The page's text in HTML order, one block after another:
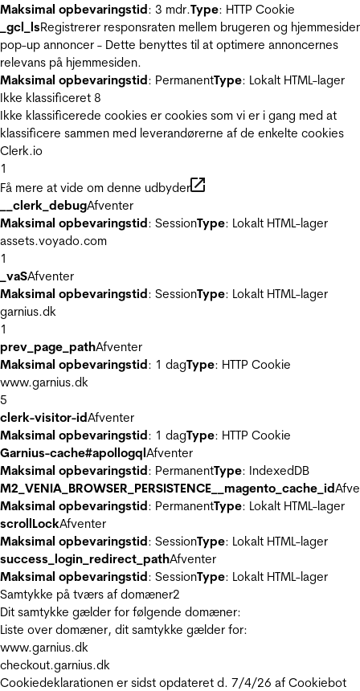
Maksimal opbevaringstid: 3 mdr.Type: HTTP Cookie
_gcl_lsRegistrerer responsraten mellem brugeren og
pop-up annoncer - Dette benyttes til at optimere annoncernes
relevans på hjemmesiden.
Maksimal opbevaringstid: PermanentType: Lokalt HTML-lager
Ikke klassificeret 8
Ikke klassificerede cookies er cookies som vi er i gang med at
klassificere sammen med leverandørerne af de enkelte cookies
Clerk.io
1
Få mere at vide om denne udbyder
__clerk_debugAfventer
Maksimal opbevaringstid: SessionType: Lokalt HTML-lager
assets.voyado.com
1
_vaSAfventer
Maksimal opbevaringstid: SessionType: Lokalt HTML-lager
garnius.dk
1
prev_page_pathAfventer
Maksimal opbevaringstid: 1 dagType: HTTP Cookie
www.garnius.dk
5
clerk-visitor-idAfventer
Maksimal opbevaringstid: 1 dagType: HTTP Cookie
Garnius-cache#apollogqlAfventer
Maksimal opbevaringstid: PermanentType: IndexedDB
M2_VENIA_BROWSER_PERSISTENCE__magento_cache_id
Maksimal opbevaringstid: PermanentType: Lokalt HTML-lager
scrollLockAfventer
Maksimal opbevaringstid: SessionType: Lokalt HTML-lager
success_login_redirect_pathAfventer
Maksimal opbevaringstid: SessionType: Lokalt HTML-lager
Samtykke på tværs af domæner2
Dit samtykke gælder for følgende domæner:
Liste over domæner, dit samtykke gælder for:
www.garnius.dk
checkout.garnius.dk
Cookiedeklarationen er sidst opdateret d. 7/4/26 af Cookiebot